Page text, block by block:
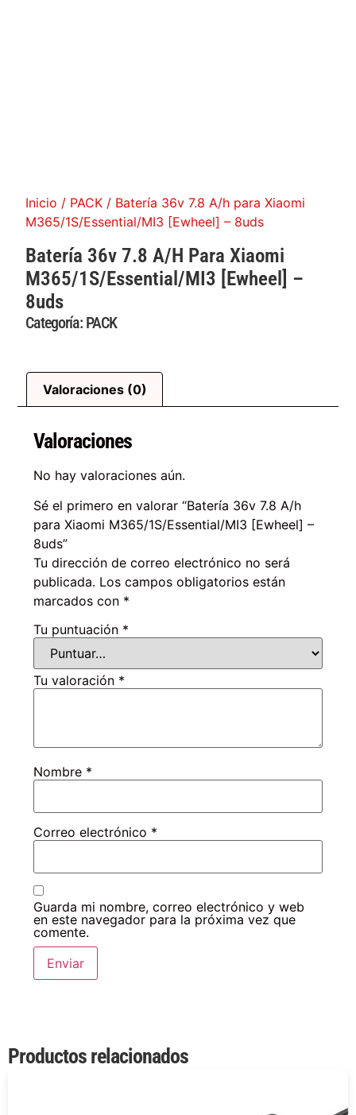
Inicio / PACK / Batería 36v 7.8 A/h para Xiaomi
M365/1S/Essential/MI3 [Ewheel] – 8uds
Batería 36v 7.8 A/h Para Xiaomi
M365/1S/Essential/MI3 [Ewheel] –
8uds
Categoría: PACK
Valoraciones (0)
Valoraciones
No hay valoraciones aún.
Sé el primero en valorar “Batería 36v 7.8 A/h
para Xiaomi M365/1S/Essential/MI3 [Ewheel] –
8uds”
Tu dirección de correo electrónico no será
publicada. Los campos obligatorios están
marcados con *
Tu puntuación *
Tu valoración *
Nombre *
Correo electrónico *
Guarda mi nombre, correo electrónico y web
en este navegador para la próxima vez que
comente.
Productos relacionados